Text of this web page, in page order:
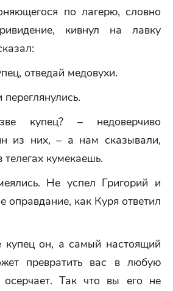
по лагерю, словно
кивнул на лавку
отведай медовухи.
купец? – недоверчиво
из них, – а нам сказывали,
кумекаешь.
Не успел Григорий и
оправдание, как Куря ответил
купец он, а самый настоящий
превратить вас в любую
осерчает. Так что вы его не